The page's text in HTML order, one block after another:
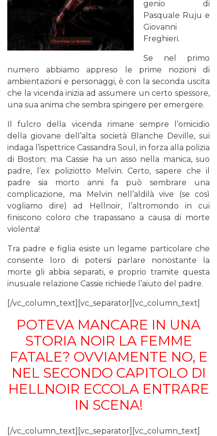
genio di
Pasquale Ruju e
Giovanni
Freghieri.
Se nel primo
numero abbiamo appreso le prime nozioni di
ambientazioni e personaggi, è con la seconda uscita
che la vicenda inizia ad assumere un certo spessore,
una sua anima che sembra spingere per emergere.
Il fulcro della vicenda rimane sempre l’omicidio
della giovane dell’alta società Blanche Deville, sui
indaga l’ispettrice Cassandra Soul, in forza alla polizia
di Boston; ma Cassie ha un asso nella manica, suo
padre, l’ex poliziotto Melvin. Certo, sapere che il
padre sia morto anni fa può sembrare una
complicazione, ma Melvin nell’aldilà vive (se così
vogliamo dire) ad Hellnoir, l’altromondo in cui
finiscono coloro che trapassano a causa di morte
violenta!
Tra padre e figlia esiste un legame particolare che
consente loro di potersi parlare nonostante la
morte gli abbia separati, e proprio tramite questa
inusuale relazione Cassie richiede l’aiuto del padre.
[/vc_column_text][vc_separator][vc_column_text]
POTEVA MANCARE IN UNA
STORIA NOIR LA FEMME
FATALE? OVVIAMENTE NO, E
NEL SECONDO CAPITOLO DI
HELLNOIR ECCOLA ENTRARE
IN SCENA!
[/vc_column_text][vc_separator][vc_column_text]